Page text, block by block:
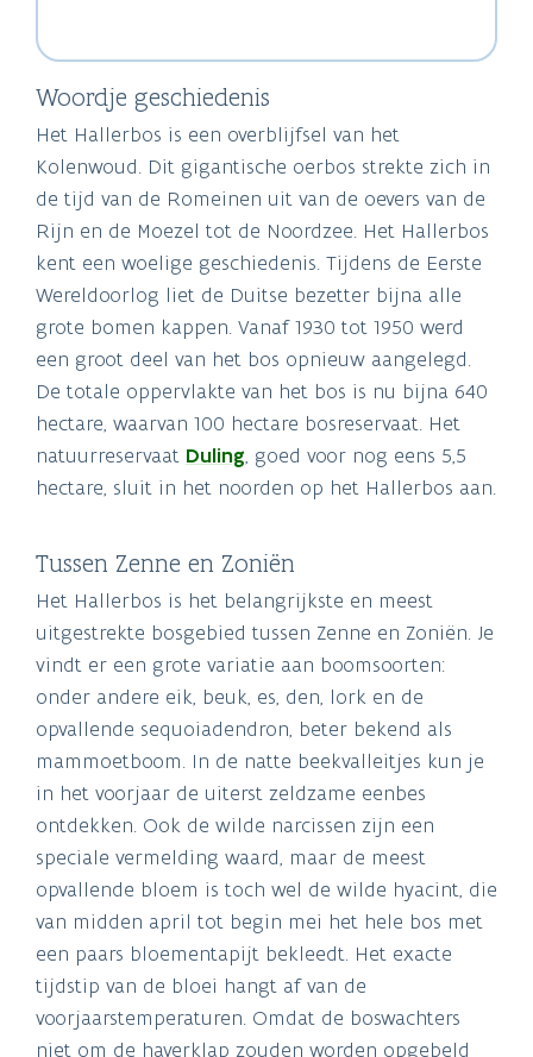
Woordje geschiedenis
Het Hallerbos is een overblijfsel van het
Kolenwoud. Dit gigantische oerbos strekte zich in
de tijd van de Romeinen uit van de oevers van de
Rijn en de Moezel tot de Noordzee. Het Hallerbos
kent een woelige geschiedenis. Tijdens de Eerste
Wereldoorlog liet de Duitse bezetter bijna alle
grote bomen kappen. Vanaf 1930 tot 1950 werd
een groot deel van het bos opnieuw aangelegd.
De totale oppervlakte van het bos is nu bijna 640
hectare, waarvan 100 hectare bosreservaat. Het
natuurreservaat Duling, goed voor nog eens 5,5
hectare, sluit in het noorden op het Hallerbos aan.
Tussen Zenne en Zoniën
Het Hallerbos is het belangrijkste en meest
uitgestrekte bosgebied tussen Zenne en Zoniën. Je
vindt er een grote variatie aan boomsoorten:
onder andere eik, beuk, es, den, lork en de
opvallende sequoiadendron, beter bekend als
mammoetboom. In de natte beekvalleitjes kun je
in het voorjaar de uiterst zeldzame eenbes
ontdekken. Ook de wilde narcissen zijn een
speciale vermelding waard, maar de meest
opvallende bloem is toch wel de wilde hyacint, die
van midden april tot begin mei het hele bos met
een paars bloementapijt bekleedt. Het exacte
tijdstip van de bloei hangt af van de
voorjaarstemperaturen. Omdat de boswachters
niet om de haverklap zouden worden opgebeld